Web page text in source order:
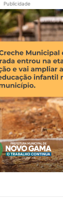
Publicidade